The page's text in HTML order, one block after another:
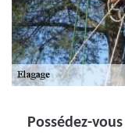
Possédez-